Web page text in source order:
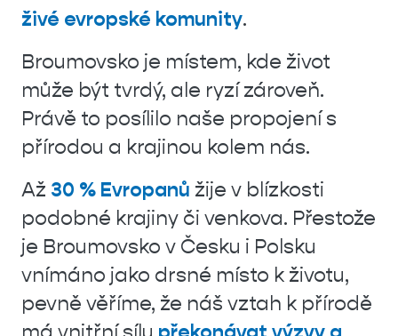
živé evropské komunity.
Broumovsko je místem, kde život
může být tvrdý, ale ryzí zároveň.
Právě to posílilo naše propojení s
přírodou a krajinou kolem nás.
Až 30 % Evropanů žije v blízkosti
podobné krajiny či venkova. Přestože
je Broumovsko v Česku i Polsku
vnímáno jako drsné místo k životu,
pevně věříme, že náš vztah k přírodě